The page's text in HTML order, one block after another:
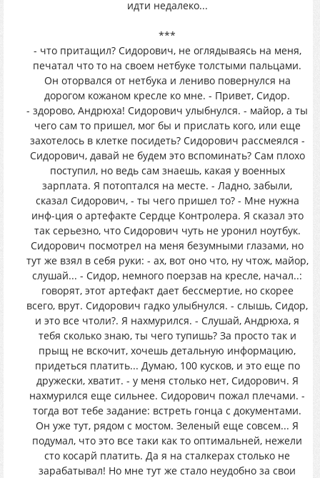
идти недалеко...
***
- что притащил? Сидорович, не оглядываясь на меня,
печатал что то на своем нетбуке толстыми пальцами.
Он оторвался от нетбука и лениво повернулся на
дорогом кожаном кресле ко мне. - Привет, Сидор.
- здорово, Андрюха! Сидорович улыбнулся. - майор, а ты
чего сам то пришел, мог бы и прислать кого, или еще
захотелось в клетке посидеть? Сидорович рассмеялся -
Сидорович, давай не будем это вспоминать? Сам плохо
поступил, но ведь сам знаешь, какая у военных
зарплата. Я потоптался на месте. - Ладно, забыли,
сказал Сидорович, - ты чего пришел то? - Мне нужна
инф-ция о артефакте Сердце Контролера. Я сказал это
так серьезно, что Сидорович чуть не уронил ноутбук.
Сидорович посмотрел на меня безумными глазами, но
тут же взял в себя руки: - ах, вот оно что, ну чтож, майор,
слушай... - Сидор, немного поерзав на кресле, начал..:
говорят, этот артефакт дает бессмертие, но скорее
всего, врут. Сидорович гадко улыбнулся. - слышь, Сидор,
и это все чтоли?. Я нахмурился. - Слушай, Андрюха, я
тебя сколько знаю, ты чего тупишь? За просто так и
прыщ не вскочит, хочешь детальную информацию,
придеться платить... Думаю, 100 кусков, и это еще по
дружески, хватит. - у меня столько нет, Сидорович. Я
нахмурился еще сильнее. Сидорович пожал плечами. -
тогда вот тебе задание: встреть гонца с документами.
Он уже тут, рядом с мостом. Зеленый еще совсем... Я
подумал, что это все таки как то оптимальней, нежели
сто косарй платить. Да я на сталкерах столько не
зарабатывал! Но мне тут же стало неудобно за свои